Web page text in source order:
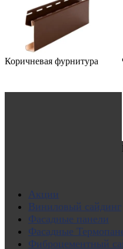
Коричневая фурнитура
Акции
Виниловый сайдинг
Фасадные панели
Фасадные
Фиброцементный